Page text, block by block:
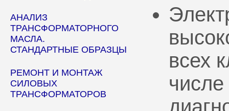
АНАЛИЗ
ТРАНСФОРМАТОРНОГО
МАСЛА.
СТАНДАРТНЫЕ ОБРАЗЦЫ
РЕМОНТ И МОНТАЖ
СИЛОВЫХ
ТРАНСФОРМАТОРОВ
всех